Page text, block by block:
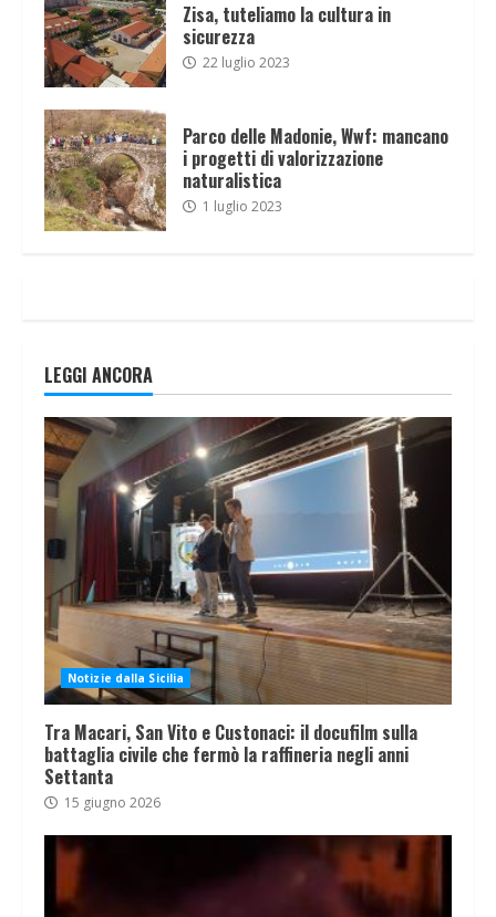
Zisa, tuteliamo la cultura in
sicurezza
22 luglio 2023
Parco delle Madonie, Wwf: mancano
i progetti di valorizzazione
naturalistica
1 luglio 2023
LEGGI ANCORA
Notizie dalla Sicilia
Tra Macari, San Vito e Custonaci: il docufilm sulla
battaglia civile che fermò la raffineria negli anni
Settanta
15 giugno 2026